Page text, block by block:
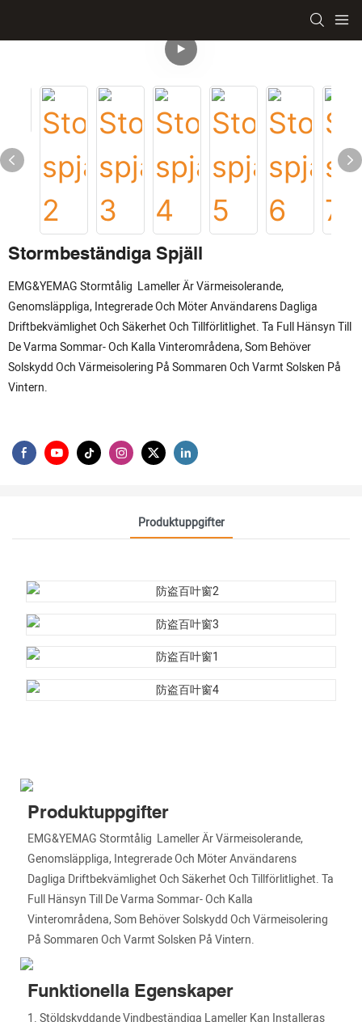
Stormbeständiga Spjäll
EMG&YEMAG Stormtålig Lameller Är Värmeisolerande,
Genomsläppliga, Integrerade Och Möter Användarens Dagliga
Driftbekvämlighet Och Säkerhet Och Tillförlitlighet. Ta Full Hänsyn Till
De Varma Sommar- Och Kalla Vinterområdena, Som Behöver
Solskydd Och Värmeisolering På Sommaren Och Varmt Solsken På
Vintern.
Produktuppgifter
Produktuppgifter
EMG&YEMAG Stormtålig Lameller Är Värmeisolerande,
Genomsläppliga, Integrerade Och Möter Användarens
Dagliga Driftbekvämlighet Och Säkerhet Och Tillförlitlighet. Ta
Full Hänsyn Till De Varma Sommar- Och Kalla
Vinterområdena, Som Behöver Solskydd Och Värmeisolering
På Sommaren Och Varmt Solsken På Vintern.
Funktionella Egenskaper
1. Stöldskyddande Vindbeständiga Lameller Kan Installeras